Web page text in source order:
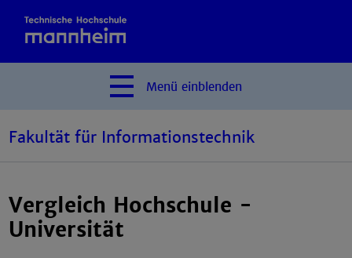
Menü einblenden
Fakultät für Informationstechnik
Vergleich Hochschule -
Universität